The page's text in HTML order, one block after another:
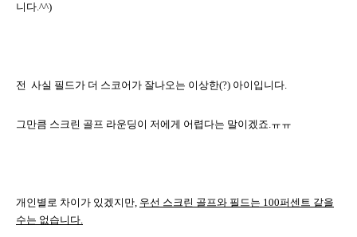
니다.^^)
전 사실 필드가 더 스코어가 잘나오는 이상한(?) 아이입니다.
그만큼 스크린 골프 라운딩이 저에게 어렵다는 말이겠죠.ㅠㅠ
개인별로 차이가 있겠지만, 우선 스크린 골프와 필드는 100퍼센트 같을
수는 없습니다.